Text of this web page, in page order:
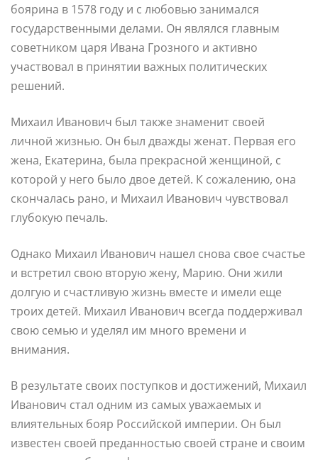
боярина в 1578 году и с любовью занимался
государственными делами. Он являлся главным
советником царя Ивана Грозного и активно
участвовал в принятии важных политических
решений.
Михаил Иванович был также знаменит своей
личной жизнью. Он был дважды женат. Первая его
жена, Екатерина, была прекрасной женщиной, с
которой у него было двое детей. К сожалению, она
скончалась рано, и Михаил Иванович чувствовал
глубокую печаль.
Однако Михаил Иванович нашел снова свое счастье
и встретил свою вторую жену, Марию. Они жили
долгую и счастливую жизнь вместе и имели еще
троих детей. Михаил Иванович всегда поддерживал
свою семью и уделял им много времени и
внимания.
В результате своих поступков и достижений, Михаил
Иванович стал одним из самых уважаемых и
влиятельных бояр Российской империи. Он был
известен своей преданностью своей стране и своим